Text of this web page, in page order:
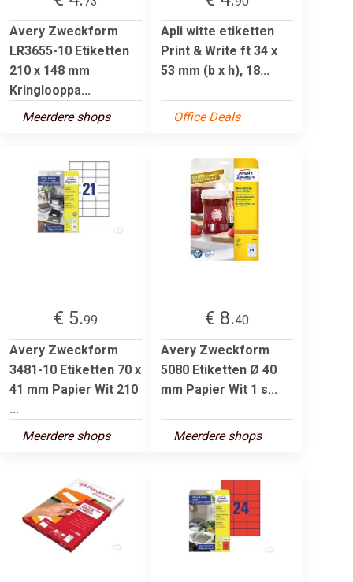
Avery Zweckform
LR3655-10 Etiketten
210 x 148 mm
Kringlooppa...
Meerdere shops
Apli witte etiketten
Print & Write ft 34 x
53 mm (b x h), 18...
Office Deals
€ 5.99
Avery Zweckform
3481-10 Etiketten 70 x
41 mm Papier Wit 210
...
Meerdere shops
€ 8.40
Avery Zweckform
5080 Etiketten Ø 40
mm Papier Wit 1 s...
Meerdere shops